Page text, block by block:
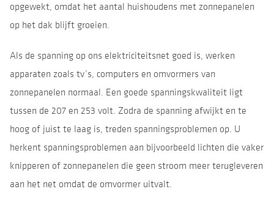
opgewekt, omdat het aantal huishoudens met zonnepanelen
op het dak blijft groeien.
Als de spanning op ons elektriciteitsnet goed is, werken
apparaten zoals tv’s, computers en omvormers van
zonnepanelen normaal. Een goede spanningskwaliteit ligt
tussen de 207 en 253 volt. Zodra de spanning afwijkt en te
hoog of juist te laag is, treden spanningsproblemen op. U
herkent spanningsproblemen aan bijvoorbeeld lichten die vaker
knipperen of zonnepanelen die geen stroom meer terugleveren
aan het net omdat de omvormer uitvalt.